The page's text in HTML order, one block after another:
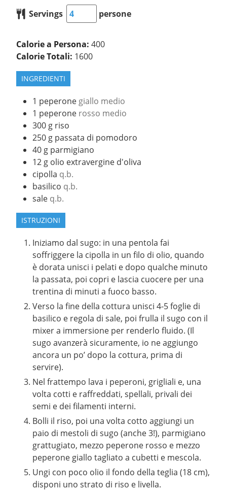
Servings
persone
Calorie a Persona:400
Calorie Totali: 1600
INGREDIENTI
1 peperone giallo medio
1 peperone rosso medio
300 g riso
250 g passata di pomodoro
40 g parmigiano
12 g olio extravergine d'oliva
cipolla q.b.
basilico q.b.
sale q.b.
ISTRUZIONI
Iniziamo dal sugo: in una pentola fai
soffriggere la cipolla in un filo di olio, quando
è dorata unisci i pelati e dopo qualche minuto
la passata, poi copri e lascia cuocere per una
trentina di minuti a fuoco basso.
Verso la fine della cottura unisci 4-5 foglie di
basilico e regola di sale, poi frulla il sugo con il
mixer a immersione per renderlo fluido. (Il
sugo avanzerà sicuramente, io ne aggiungo
ancora un po’ dopo la cottura, prima di
servire).
Nel frattempo lava i peperoni, grigliali e, una
volta cotti e raffreddati, spellali, privali dei
semi e dei filamenti interni.
Bolli il riso, poi una volta cotto aggiungi un
paio di mestoli di sugo (anche 3!), parmigiano
grattugiato, mezzo peperone rosso e mezzo
peperone giallo tagliato a cubetti e mescola.
Ungi con poco olio il fondo della teglia (18 cm),
disponi uno strato di riso e livella.